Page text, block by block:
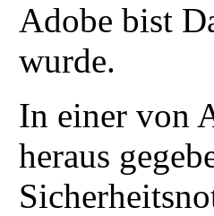
Adobe bist
wurde.
In einer von
heraus